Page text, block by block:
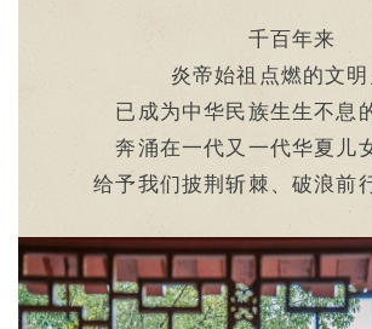
千百年来
炎帝始祖点燃的文
已成为中华民族生生不息
奔涌在一代又一代华夏儿
给予我们披荆斩棘、破浪前